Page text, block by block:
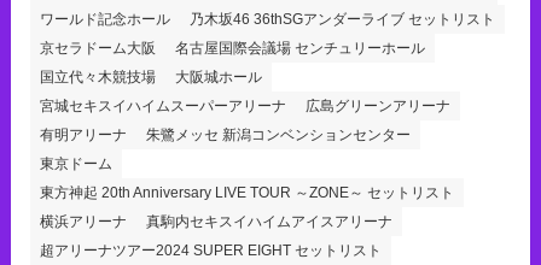
ワールド記念ホール
乃木坂46 36thSGアンダーライブ セットリスト
京セラドーム大阪
名古屋国際会議場 センチュリーホール
国立代々木競技場
大阪城ホール
宮城セキスイハイムスーパーアリーナ
広島グリーンアリーナ
有明アリーナ
朱鷺メッセ 新潟コンベンションセンター
東京ドーム
東方神起 20th Anniversary LIVE TOUR ～ZONE～ セットリスト
横浜アリーナ
真駒内セキスイハイムアイスアリーナ
超アリーナツアー2024 SUPER EIGHT セットリスト